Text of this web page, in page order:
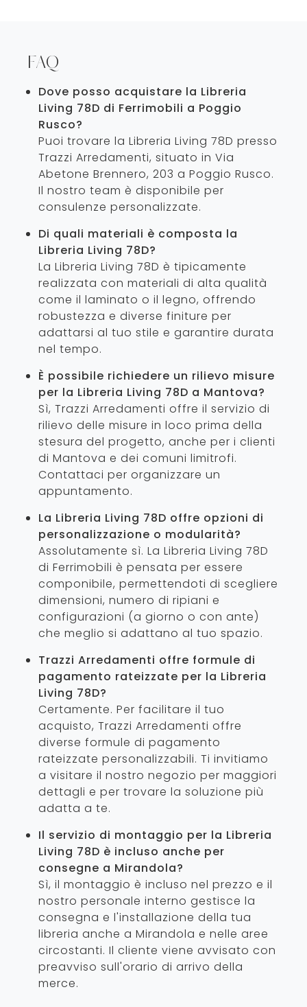
FAQ
Dove posso acquistare la Libreria
Living 78D di Ferrimobili a Poggio
Rusco?
Puoi trovare la Libreria Living 78D presso
Trazzi Arredamenti, situato in Via
Abetone Brennero, 203 a Poggio Rusco.
Il nostro team è disponibile per
consulenze personalizzate.
Di quali materiali è composta la
Libreria Living 78D?
La Libreria Living 78D è tipicamente
realizzata con materiali di alta qualità
come il laminato o il legno, offrendo
robustezza e diverse finiture per
adattarsi al tuo stile e garantire durata
nel tempo.
È possibile richiedere un rilievo misure
per la Libreria Living 78D a Mantova?
Sì, Trazzi Arredamenti offre il servizio di
rilievo delle misure in loco prima della
stesura del progetto, anche per i clienti
di Mantova e dei comuni limitrofi.
Contattaci per organizzare un
appuntamento.
La Libreria Living 78D offre opzioni di
personalizzazione o modularità?
Assolutamente sì. La Libreria Living 78D
di Ferrimobili è pensata per essere
componibile, permettendoti di scegliere
dimensioni, numero di ripiani e
configurazioni (a giorno o con ante)
che meglio si adattano al tuo spazio.
Trazzi Arredamenti offre formule di
pagamento rateizzate per la Libreria
Living 78D?
Certamente. Per facilitare il tuo
acquisto, Trazzi Arredamenti offre
diverse formule di pagamento
rateizzate personalizzabili. Ti invitiamo
a visitare il nostro negozio per maggiori
dettagli e per trovare la soluzione più
adatta a te.
Il servizio di montaggio per la Libreria
Living 78D è incluso anche per
consegne a Mirandola?
Sì, il montaggio è incluso nel prezzo e il
nostro personale interno gestisce la
consegna e l'installazione della tua
libreria anche a Mirandola e nelle aree
circostanti. Il cliente viene avvisato con
preavviso sull'orario di arrivo della
merce.